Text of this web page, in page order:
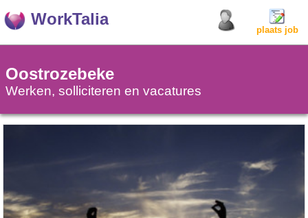
WorkTalia
plaats job
Oostrozebeke
Werken, solliciteren en vacatures